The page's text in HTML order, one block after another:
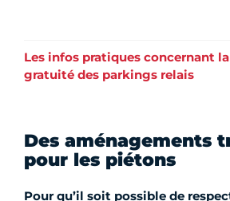
Les infos pratiques concernant la
gratuité des parkings relais
Des aménagements
pour les piétons
Pour qu’il soit possible de